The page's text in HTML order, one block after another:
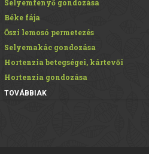
Selyemfenyő gondozása
Béke fája
Őszi lemosó permetezés
Selyemakác gondozása
Hortenzia betegségei, kártevői
Hortenzia gondozása
TOVÁBBIAK